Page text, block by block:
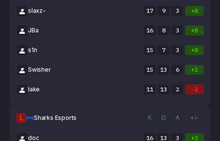
slaxz- 17 9 3 +8
JBa 16 8 3 +8
s1n 15 7 3 +8
Swisher 15 13 6 +2
lake 11 13 2 -2
L Sharks Esports K D A +/-
doc 16 13 3 +3